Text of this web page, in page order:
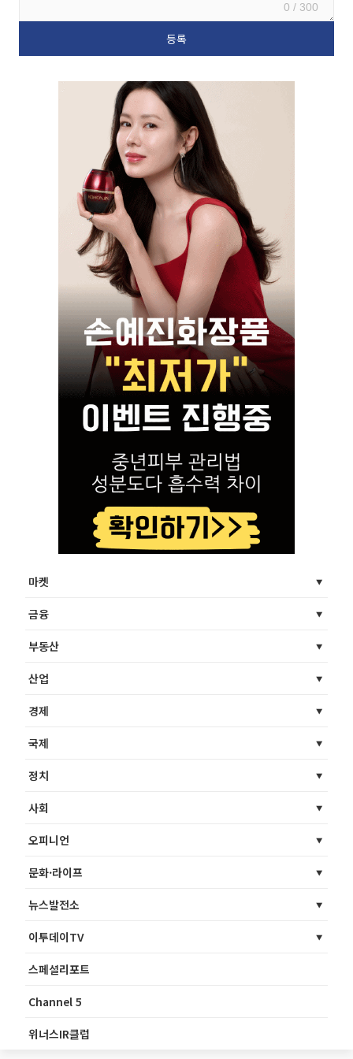
0 / 300
마켓
금융
부동산
산업
경제
국제
정치
사회
오피니언
문화·라이프
뉴스발전소
이투데이TV
스페셜리포트
Channel 5
위너스IR클럽